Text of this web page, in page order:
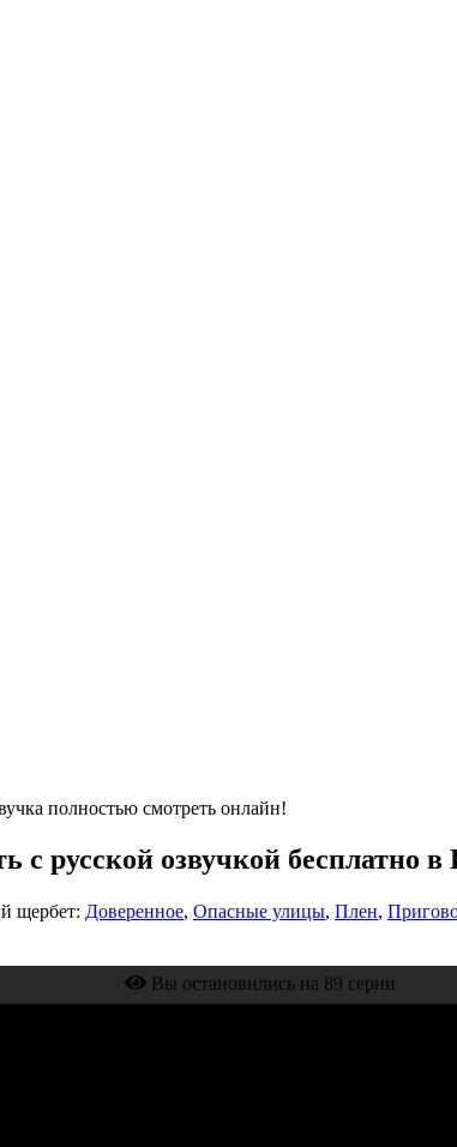
полностью смотреть онлайн!
русской озвучкой бесплатно в
щербет: Доверенное, Опасные улицы, Плен,
Вы остановились на 89 серии